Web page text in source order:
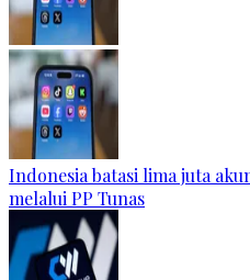
Indonesia batasi lima juta
melalui PP Tunas